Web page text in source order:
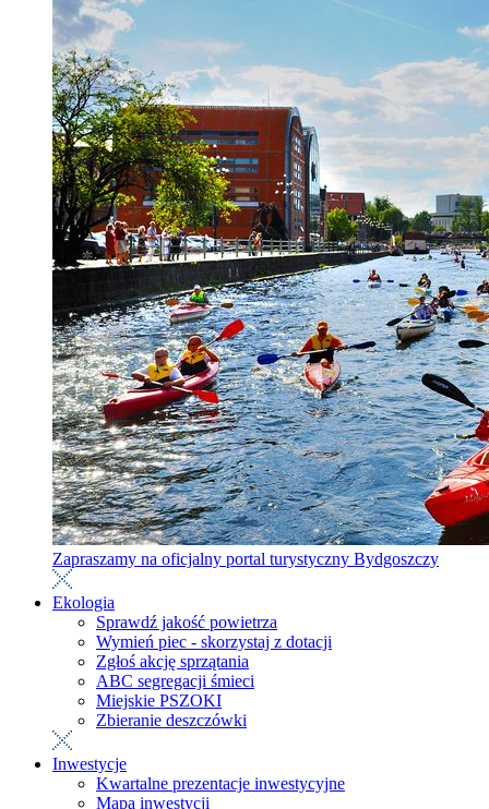
Zapraszamy na oficjalny portal turystyczny Bydgoszczy
Ekologia
Sprawdź jakość powietrza
Wymień piec - skorzystaj z dotacji
Zgłoś akcję sprzątania
ABC segregacji śmieci
Miejskie PSZOKI
Zbieranie deszczówki
Inwestycje
Kwartalne prezentacje inwestycyjne
Mapa inwestycji